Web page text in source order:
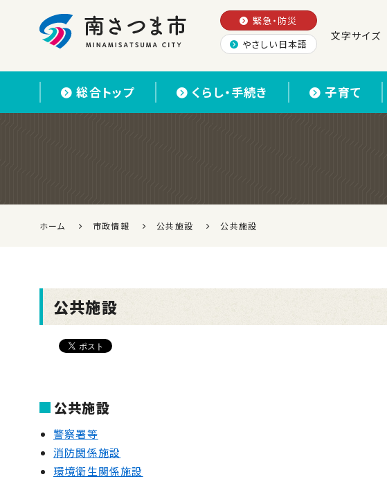
緊急・防災
やさしい日本語
文字サイズ
総合トップ くらし・手続き 子育て
ホーム 市政情報 公共施設 公共施設
公共施設
公共施設
警察署等
消防関係施設
環境衛生関係施設